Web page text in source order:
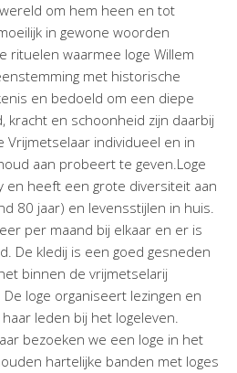
om hem heen en tot
in gewone woorden
rituelen waarmee loge Willem
met historische
en bedoeld om een diepe
kracht en schoonheid zijn daarbij
Vrijmetselaar individueel en in
aan probeert te geven.Loge
en heeft een grote diversiteit aan
80 jaar) en levensstijlen in huis.
per maand bij elkaar en er is
De kledij is een goed gesneden
binnen de vrijmetselarij
loge organiseert lezingen en
leden bij het logeleven.
bezoeken we een loge in het
hartelijke banden met loges